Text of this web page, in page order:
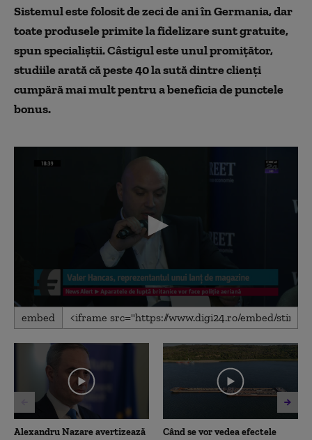
Sistemul este folosit de zeci de ani în Germania, dar
toate produsele primite la fidelizare sunt gratuite,
spun specialiştii. Câstigul este unul promiţător,
studiile arată că peste 40 la sută dintre clienţi
cumpără mai mult pentru a beneficia de punctele
bonus.
0
seconds
1
minute,
seconds
embed
Alexandru Nazare avertizează
Când se vor vedea efectele